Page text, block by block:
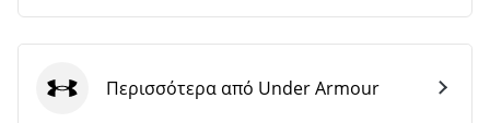
Under Armour
Περισσότερα από Under Armour